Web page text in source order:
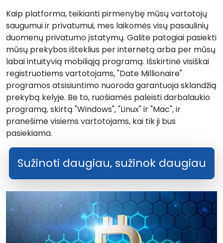
Kaip platforma, teikianti pirmenybę mūsų vartotojų
saugumui ir privatumui, mes laikomės visų pasaulinių
duomenų privatumo įstatymų. Galite patogiai pasiekti
mūsų prekybos išteklius per internetą arba per mūsų
labai intuityvią mobiliąją programą. Išskirtinė visiškai
registruotiems vartotojams, "Date Millionaire"
programos atsisiuntimo nuoroda garantuoja sklandžią
prekybą kelyje. Be to, ruošiamės paleisti darbalaukio
programą, skirtą "Windows", "Linux" ir "Mac", ir
pranešime visiems vartotojams, kai tik ji bus
pasiekiama.
Sužinoti daugiau, sužinok daugiau